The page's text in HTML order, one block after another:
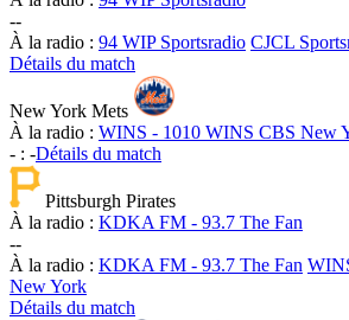
--
À la radio : 94 WIP Sportsradio CJCL
Détails du match
New York Mets
À la radio : WINS - 1010 WINS CBS New
- : -Détails du match
Pittsburgh Pirates
À la radio : KDKA FM - 93.7 The Fan
--
À la radio : KDKA FM - 93.7 The Fan
New York
Détails du match